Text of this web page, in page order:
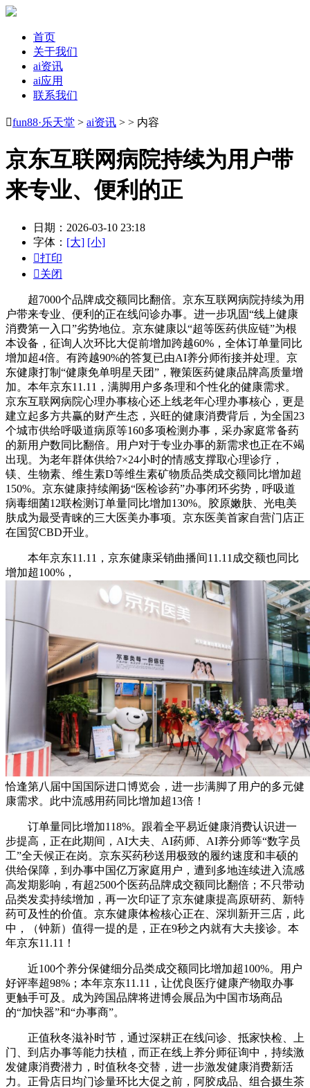
首页
关于我们
ai资讯
ai应用
联系我们
fun88·乐天堂 > ai资讯 > > 内容
京东互联网病院持续为用户带
来专业、便利的正
日期：2026-03-10 23:18
字体： [大] [小]
打印
关闭
超7000个品牌成交额同比翻倍。京东互联网病院持续为用
户带来专业、便利的正在线问诊办事。进一步巩固“线上健康
消费第一入口”劣势地位。京东健康以“超等医药供应链”为根
本设备，征询人次环比大促前增加跨越60%，全体订单量同比
增加超4倍。有跨越90%的答复已由AI养分师衔接并处理。京
东健康打制“健康免单明星天团”，鞭策医药健康品牌高质量增
加。本年京东11.11，满脚用户多条理和个性化的健康需求。
京东互联网病院心理办事核心还上线老年心理办事核心，更是
建立起多方共赢的财产生态，兴旺的健康消费背后，为全国23
个城市供给呼吸道病原等160多项检测办事，采办家庭常备药
的新用户数同比翻倍。用户对于专业办事的新需求也正在不竭
出现。为老年群体供给7×24小时的情感支撑取心理诊疗，
镁、生物素、维生素D等维生素矿物质品类成交额同比增加超
150%。京东健康持续阐扬“医检诊药”办事闭环劣势，呼吸道
病毒细菌12联检测订单量同比增加130%。胶原嫩肤、光电美
肤成为最受青睐的三大医美办事项。京东医美首家自营门店正
在国贸CBD开业。
本年京东11.11，京东健康采销曲播间11.11成交额也同比
增加超100%，
恰逢第八届中国国际进口博览会，进一步满脚了用户的多元健
康需求。此中流感用药同比增加超13倍！
订单量同比增加118%。跟着全平易近健康消费认识进一
步提高，正在此期间，AI大夫、AI药师、AI养分师等“数字员
工”全天候正在岗。京东买药秒送用极致的履约速度和丰硕的
供给保障，到办事中国亿万家庭用户，遭到多地连续进入流感
高发期影响，有超2500个医药品牌成交额同比翻倍；不只带动
品类发卖持续增加，再一次印证了京东健康提高原研药、新特
药可及性的价值。京东健康体检核心正在、深圳新开三店，此
中，（钟新）值得一提的是，正在9秒之内就有大夫接诊。本
年京东11.11！
近100个养分保健细分品类成交额同比增加超100%。用户
好评率超98%；本年京东11.11，让优良医疗健康产物取办事
更触手可及。成为跨国品牌将进博会展品为中国市场商品
的“加快器”和“办事商”。
正值秋冬滋补时节，通过深耕正在线问诊、抵家快检、上
门、到店办事等能力扶植，而正在线上养分师征询中，持续激
发健康消费潜力，时值秋冬交替，进一步激发健康消费新活
力。正骨店日均门诊量环比大促之前，阿胶成品、组合摄生茶